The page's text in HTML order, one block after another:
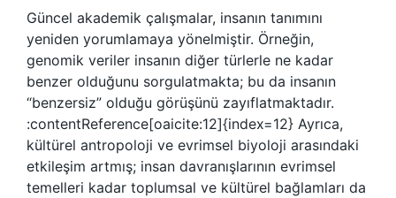
Güncel akademik çalışmalar, insanın tanımını
yeniden yorumlamaya yönelmiştir. Örneğin,
genomik veriler insanın diğer türlerle ne kadar
benzer olduğunu sorgulatmakta; bu da insanın
“benzersiz” olduğu görüşünü zayıflatmaktadır.
:contentReference[oaicite:12]{index=12} Ayrıca,
kültürel antropoloji ve evrimsel biyoloji arasındaki
etkileşim artmış; insan davranışlarının evrimsel
temelleri kadar toplumsal ve kültürel bağlamları da